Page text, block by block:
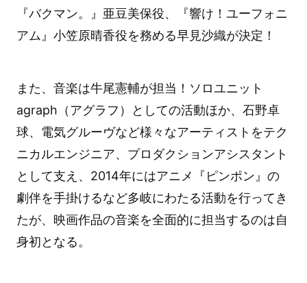
『バクマン。』亜豆美保役、『響け！ユーフォニ
アム』小笠原晴香役を務める早見沙織が決定！
また、音楽は牛尾憲輔が担当！ソロユニット
agraph（アグラフ）としての活動ほか、石野卓
球、電気グルーヴなど様々なアーティストをテク
ニカルエンジニア、プロダクションアシスタント
として支え、2014年にはアニメ『ピンポン』の
劇伴を手掛けるなど多岐にわたる活動を行ってき
たが、映画作品の音楽を全面的に担当するのは自
身初となる。